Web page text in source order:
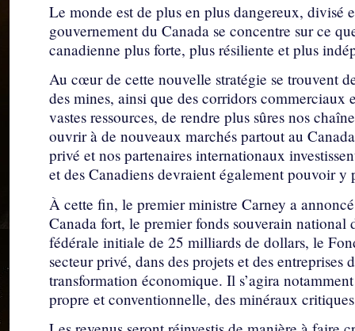
Le monde est de plus en plus dangereux, divisé
gouvernement du Canada se concentre sur ce
canadienne plus forte, plus résiliente et plus
Au cœur de cette nouvelle stratégie se trouvent
des mines, ainsi que des corridors
vastes ressources, de rendre plus sûres nos
ouvrir à de nouveaux marchés partout au
privé et nos partenaires internationaux
et des Canadiens devraient également pouvoir
À cette fin, le premier ministre Carney a
Canada fort, le premier fonds souverain
fédérale initiale de 25 milliards de dollars, le
secteur privé, dans des projets et des
transformation économique. Il s’agira
propre et conventionnelle, des minéraux